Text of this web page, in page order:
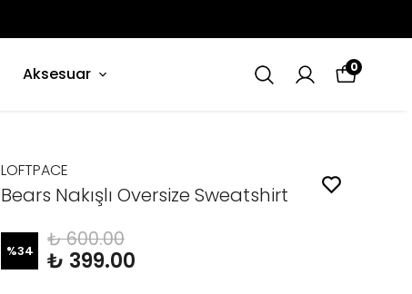
Aksesuar 0
LOFTPACE
Bears Nakışlı Oversize Sweatshirt
%34 ₺ 600.00
₺ 399.00